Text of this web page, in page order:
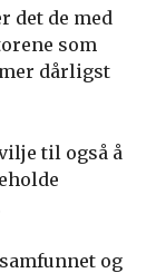
det de med
som
dårligst
til også å
og